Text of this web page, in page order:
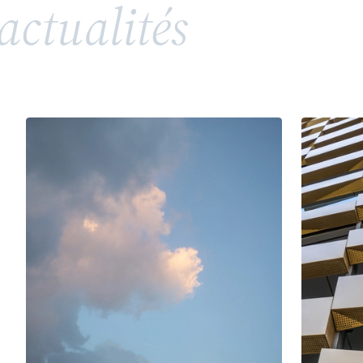
répandue, soulève toutefois des enjeux juridiques
complexes en matière de propriété intellectuelle
même famille, l’utilisation d’un patronyme comme